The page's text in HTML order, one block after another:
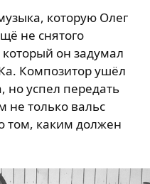
которую Олег
не снятого
он задумал
Композитор ушёл
но успел передать
не только вальс
том, каким должен